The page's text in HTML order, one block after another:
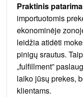
Praktinis
importuotomis
ekonominėje
leidžia atidėti
pinigų srautus.
„fulfillment”
laiko jūsų prekes,
klientams.